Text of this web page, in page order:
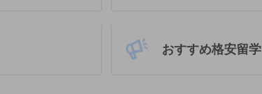
おすすめ格安留学